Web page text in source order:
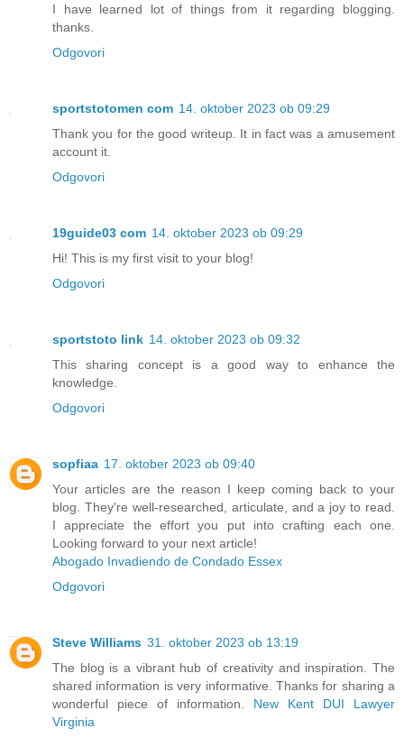
I have learned lot of things from it regarding blogging.
thanks.
Odgovori
sportstotomen com 14. oktober 2023 ob 09:29
Thank you for the good writeup. It in fact was a amusement
account it.
Odgovori
19guide03 com 14. oktober 2023 ob 09:29
Hi! This is my first visit to your blog!
Odgovori
sportstoto link 14. oktober 2023 ob 09:32
This sharing concept is a good way to enhance the
knowledge.
Odgovori
sopfiaa 17. oktober 2023 ob 09:40
Your articles are the reason I keep coming back to your
blog. They're well-researched, articulate, and a joy to read.
I appreciate the effort you put into crafting each one.
Looking forward to your next article!
Abogado Invadiendo de Condado Essex
Odgovori
Steve Williams 31. oktober 2023 ob 13:19
The blog is a vibrant hub of creativity and inspiration. The
shared information is very informative. Thanks for sharing a
wonderful piece of information. New Kent DUI Lawyer
Virginia